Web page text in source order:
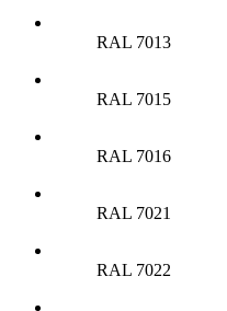
RAL 7013
RAL 7015
RAL 7016
RAL 7021
RAL 7022